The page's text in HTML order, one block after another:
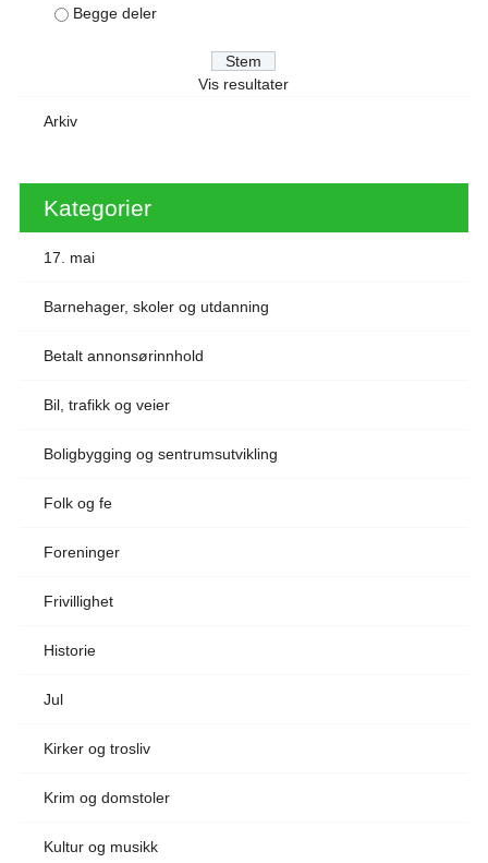
Begge deler
Vis resultater
Arkiv
Kategorier
17. mai
Barnehager, skoler og utdanning
Betalt annonsørinnhold
Bil, trafikk og veier
Boligbygging og sentrumsutvikling
Folk og fe
Foreninger
Frivillighet
Historie
Jul
Kirker og trosliv
Krim og domstoler
Kultur og musikk